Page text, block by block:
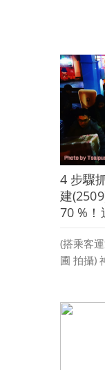
4 步驟
建
70 %
(搭乘客
圃 拍攝)
閱讀更多 »